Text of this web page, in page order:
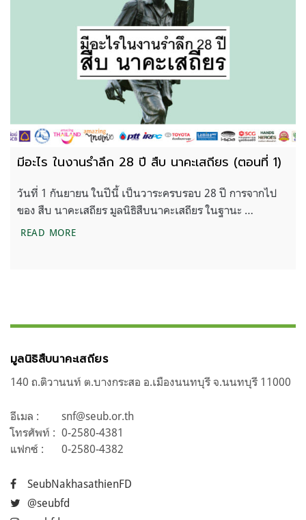
มีอะไร ในงานรำลึก 28 ปี สืบ นาคะเสถียร (ตอนที่ 1)
วันที่ 1 กันยายน ในปีนี้ เป็นวาระครบรอบ 28 ปี การจากไป
ของ สืบ นาคะเสถียร มูลนิธิสืบนาคะเสถียร ในฐานะ …
READ MOREมีอะไร ในงานรำลึก 28 ปี สืบ นาคะเสถียร (ตอนที่ 1)
มูลนิธิสืบนาคะเสถียร
140 ถ.ติวานนท์ ต.บางกระสอ อ.เมืองนนทบุรี จ.นนทบุรี 11000
อีเมล :
snf@seub.or.th
โทรศัพท์ : 0-2580-4381
แฟกซ์ :
0-2580-4382
SeubNakhasathienFD
@seubfd